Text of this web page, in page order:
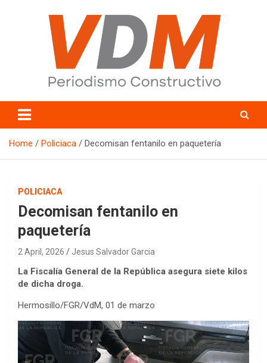
valledelmayo.com
Home Policiaca Decomisan fentanilo en paquetería
POLICIACA
Decomisan fentanilo en
paquetería
2 April, 2026 Jesus Salvador Garcia
La Fiscalía General de la República asegura siete kilos
de dicha droga.
Hermosillo/FGR/VdM, 01 de marzo